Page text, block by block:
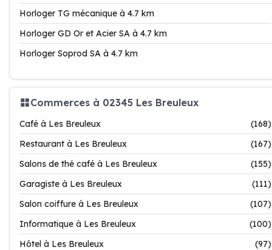
Horloger TG mécanique à 4.7 km
Horloger GD Or et Acier SA à 4.7 km
Horloger Soprod SA à 4.7 km
Commerces à 02345 Les Breuleux
Café à Les Breuleux
(168)
Restaurant à Les Breuleux
(167)
Salons de thé café à Les Breuleux
(155)
Garagiste à Les Breuleux
(111)
Salon coiffure à Les Breuleux
(107)
Informatique à Les Breuleux
(100)
Hôtel à Les Breuleux
(97)